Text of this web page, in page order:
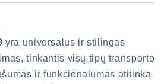
yra universalus ir stilingas
tinkantis visų tipų transporto
ir funkcionalumas atitinka